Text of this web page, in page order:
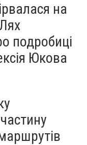
на
подробиці
Юкова